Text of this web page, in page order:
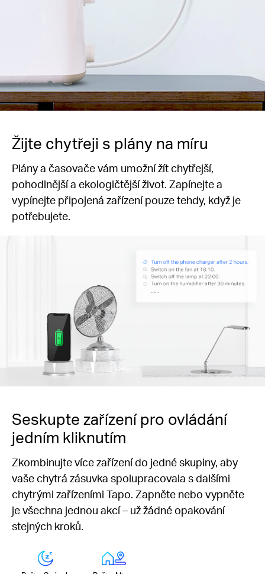
Žijte chytřeji s plány na míru
Plány a časovače vám umožní žít chytřejší,
pohodlnější a ekologičtější život. Zapínejte a
vypínejte připojená zařízení pouze tehdy, když je
potřebujete.
Seskupte zařízení pro ovládání
jedním kliknutím
Zkombinujte více zařízení do jedné skupiny, aby
vaše chytrá zásuvka spolupracovala s dalšími
chytrými zařízeními Tapo. Zapněte nebo vypněte
je všechna jednou akcí – už žádné opakování
stejných kroků.